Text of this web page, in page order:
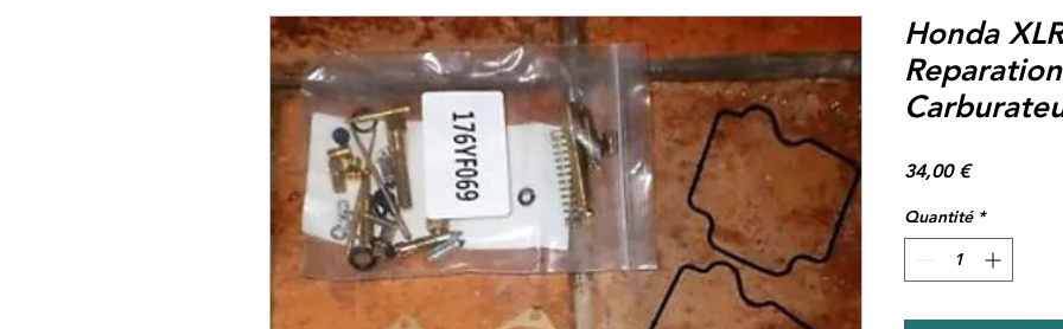
Honda
34,00 €Prix
Quantité *